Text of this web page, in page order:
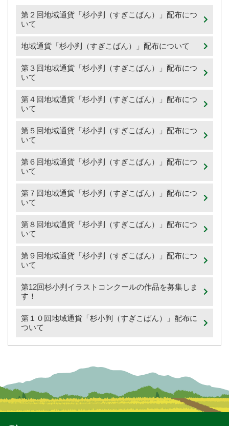
第２回地域通貨「杉小判（すぎこばん）」配布につ
いて
地域通貨「杉小判（すぎこばん）」配布について
第３回地域通貨「杉小判（すぎこばん）」配布につ
いて
第４回地域通貨「杉小判（すぎこばん）」配布につ
いて
第５回地域通貨「杉小判（すぎこばん）」配布につ
いて
第６回地域通貨「杉小判（すぎこばん）」配布につ
いて
第７回地域通貨「杉小判（すぎこばん）」配布につ
いて
第８回地域通貨「杉小判（すぎこばん）」配布につ
いて
第９回地域通貨「杉小判（すぎこばん）」配布につ
いて
第12回杉小判イラストコンクールの作品を募集しま
す！
第１０回地域通貨「杉小判（すぎこばん）」配布に
ついて